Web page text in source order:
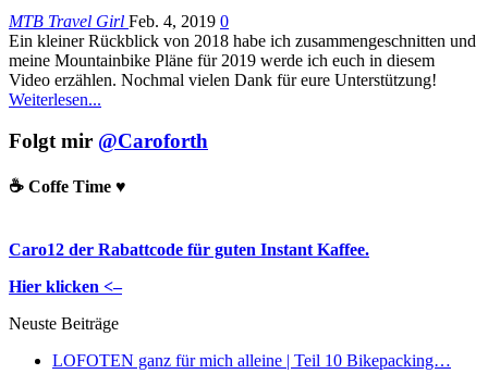
MTB Travel Girl Feb. 4, 2019 0
Ein kleiner Rückblick von 2018 habe ich zusammengeschnitten und
meine Mountainbike Pläne für 2019 werde ich euch in diesem
Video erzählen. Nochmal vielen Dank für eure Unterstützung!
Weiterlesen...
Folgt mir @Caroforth
☕️ Coffe Time ♥️
Caro12 der Rabattcode für guten Instant Kaffee.
Hier klicken <–
Neuste Beiträge
LOFOTEN ganz für mich alleine | Teil 10 Bikepacking…